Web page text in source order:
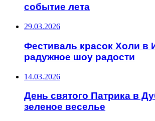
событие лета
29.03.2026
Фестиваль красок Холи в
радужное шоу радости
14.03.2026
День святого Патрика в
зеленое веселье